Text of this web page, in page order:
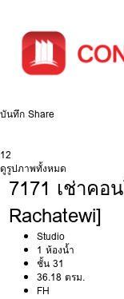
บันทึก Share
12
ดูรูปภาพทั้งหมด
7171 เช่าคอ
Rachatewi]
Studio
1 ห้องน้ำ
ชั้น 31
36.18 ตรม.
FH